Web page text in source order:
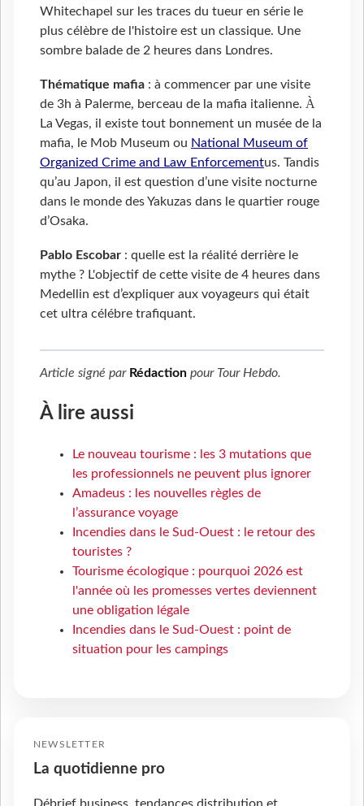
Whitechapel sur les traces du tueur en série le
plus célèbre de l'histoire est un classique. Une
sombre balade de 2 heures dans Londres.
Thématique mafia : à commencer par une visite
de 3h à Palerme, berceau de la mafia italienne. À
La Vegas, il existe tout bonnement un musée de la
mafia, le Mob Museum ou National Museum of
Organized Crime and Law Enforcementus. Tandis
qu’au Japon, il est question d’une visite nocturne
dans le monde des Yakuzas dans le quartier rouge
d’Osaka.
Pablo Escobar : quelle est la réalité derrière le
mythe ? L'objectif de cette visite de 4 heures dans
Medellin est d’expliquer aux voyageurs qui était
cet ultra célébre trafiquant.
Article signé par Rédaction pour Tour Hebdo.
À lire aussi
Le nouveau tourisme : les 3 mutations que
les professionnels ne peuvent plus ignorer
Amadeus : les nouvelles règles de
l’assurance voyage
Incendies dans le Sud-Ouest : le retour des
touristes ?
Tourisme écologique : pourquoi 2026 est
l'année où les promesses vertes deviennent
une obligation légale
Incendies dans le Sud-Ouest : point de
situation pour les campings
NEWSLETTER
La quotidienne pro
Débrief business, tendances distribution et